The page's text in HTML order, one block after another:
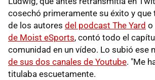
cosechó primeramente su éxito y que
de los autores del podcast The Yard o
de Moist eSports, contó todo el
comunidad en un vídeo. Lo subió ese
de sus dos canales de Youtube. "Me
titulaba escuetamente.